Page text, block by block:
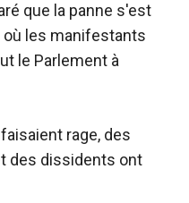
que la panne s'est
les manifestants
le Parlement à
rage, des
des dissidents ont